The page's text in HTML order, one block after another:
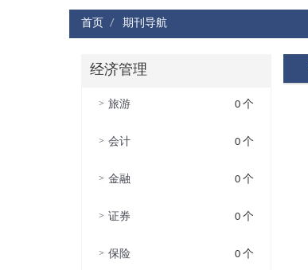
首页 期刊导航
经济管理
0 个
> 旅游
0 个
> 会计
0 个
> 金融
0 个
> 证券
0 个
> 保险